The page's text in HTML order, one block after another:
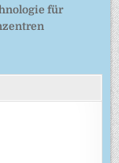
für